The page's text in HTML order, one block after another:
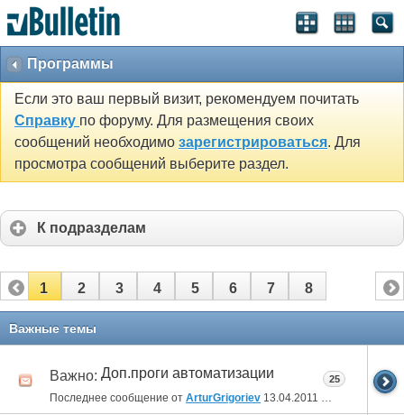
Программы
Если это ваш первый визит, рекомендуем почитать
Справку по форуму. Для размещения своих
сообщений необходимо зарегистрироваться. Для
просмотра сообщений выберите раздел.
К подразделам
1 2 3 4 5 6 7 8
Важные темы
Важно: Доп.проги автоматизации
Последнее сообщение от ArturGrigoriev 13.04.2011 14:39
25